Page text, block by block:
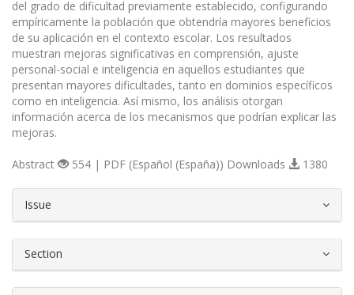
del grado de dificultad previamente establecido, configurando
empíricamente la población que obtendría mayores beneficios
de su aplicación en el contexto escolar. Los resultados
muestran mejoras significativas en comprensión, ajuste
personal-social e inteligencia en aquellos estudiantes que
presentan mayores dificultades, tanto en dominios específicos
como en inteligencia. Así mismo, los análisis otorgan
información acerca de los mecanismos que podrían explicar las
mejoras.
Abstract 554 | PDF (Español (España)) Downloads 1380
Issue
Section